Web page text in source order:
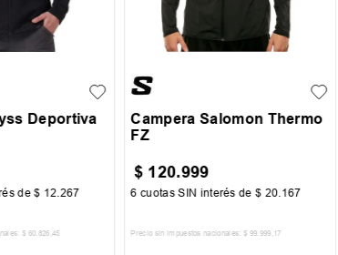
Deportiva
de$ 12 267
$ 60.826 ,45
M XXL
Campera Salomon Thermo
FZ
$ 120.999
6 cuotas SIN interés de$ 20 167
Precio sin impuestos nacionales: $ 99.999 ,17